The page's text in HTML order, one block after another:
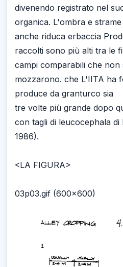
divenendo registrato nel
organica. L'ombra e
anche riduca erbaccia
raccolti sono più alti tra le
campi comparabili che
mozzarono. che L'IITA ha
produce da granturco sia
tre volte più grande dopo
con tagli di leucocephala di
1986).
<LA FIGURA>
03p03.gif (600x600)